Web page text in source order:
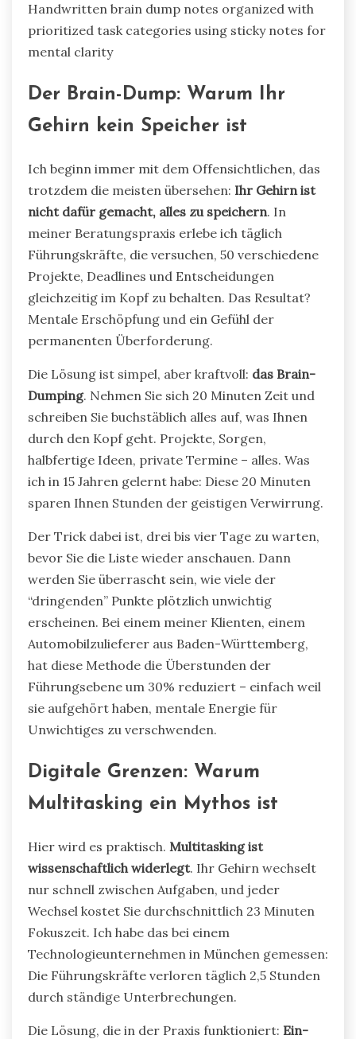
Handwritten brain dump notes organized with
prioritized task categories using sticky notes for
mental clarity
Der Brain-Dump: Warum Ihr
Gehirn kein Speicher ist
Ich beginn immer mit dem Offensichtlichen, das
trotzdem die meisten übersehen: Ihr Gehirn ist
nicht dafür gemacht, alles zu speichern. In
meiner Beratungspraxis erlebe ich täglich
Führungskräfte, die versuchen, 50 verschiedene
Projekte, Deadlines und Entscheidungen
gleichzeitig im Kopf zu behalten. Das Resultat?
Mentale Erschöpfung und ein Gefühl der
permanenten Überforderung.
Die Lösung ist simpel, aber kraftvoll: das Brain-
Dumping. Nehmen Sie sich 20 Minuten Zeit und
schreiben Sie buchstäblich alles auf, was Ihnen
durch den Kopf geht. Projekte, Sorgen,
halbfertige Ideen, private Termine – alles. Was
ich in 15 Jahren gelernt habe: Diese 20 Minuten
sparen Ihnen Stunden der geistigen Verwirrung.
Der Trick dabei ist, drei bis vier Tage zu warten,
bevor Sie die Liste wieder anschauen. Dann
werden Sie überrascht sein, wie viele der
“dringenden” Punkte plötzlich unwichtig
erscheinen. Bei einem meiner Klienten, einem
Automobilzulieferer aus Baden-Württemberg,
hat diese Methode die Überstunden der
Führungsebene um 30% reduziert – einfach weil
sie aufgehört haben, mentale Energie für
Unwichtiges zu verschwenden.
Digitale Grenzen: Warum
Multitasking ein Mythos ist
Hier wird es praktisch. Multitasking ist
wissenschaftlich widerlegt. Ihr Gehirn wechselt
nur schnell zwischen Aufgaben, und jeder
Wechsel kostet Sie durchschnittlich 23 Minuten
Fokuszeit. Ich habe das bei einem
Technologieunternehmen in München gemessen:
Die Führungskräfte verloren täglich 2,5 Stunden
durch ständige Unterbrechungen.
Die Lösung, die in der Praxis funktioniert: Ein-